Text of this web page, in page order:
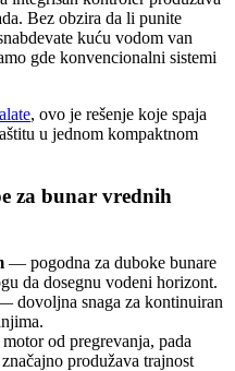
Bez obzira da li punite
kuću vodom van
gde konvencionalni sistemi
, ovo je rešenje koje spaja
u jednom kompaktnom
za bunar vrednih
— pogodna za duboke bunare
da dosegnu vodeni horizont.
dovoljna snaga za kontinuiran
od pregrevanja, pada
produžava trajnost